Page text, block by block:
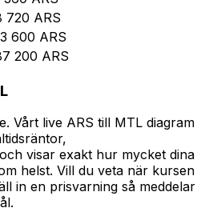
720 ARS
600 ARS
200 ARS
Vårt live ARS till MTL diagram
visar exakt hur mycket dina
helst. Vill du veta när kursen
in en prisvarning så meddelar